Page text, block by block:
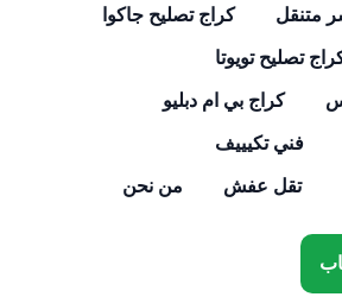
متنقل كراج تصليح جاكوا
تصليح تويوتا
كراج بي ام دبليو
فني تكيييف
تقل عفش من نحن